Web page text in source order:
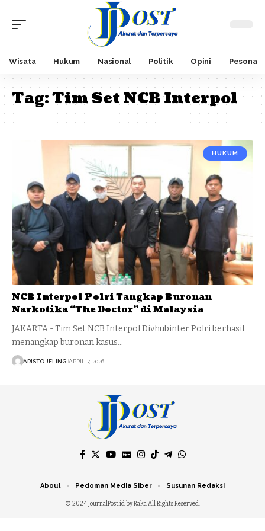
Wisata Hukum Nasional Politik Opini Pesona
Tag:Tim Set NCB Interpol
HUKUM
NCB Interpol Polri Tangkap Buronan
Narkotika “The Doctor” di Malaysia
JAKARTA - Tim Set NCB Interpol Divhubinter Polri berhasil
menangkap buronan kasus…
ARISTO JELING APRIL 7, 2026
© 2024 JournalPost.id by Raka All Rights Reserved.
About Pedoman Media Siber Susunan Redaksi